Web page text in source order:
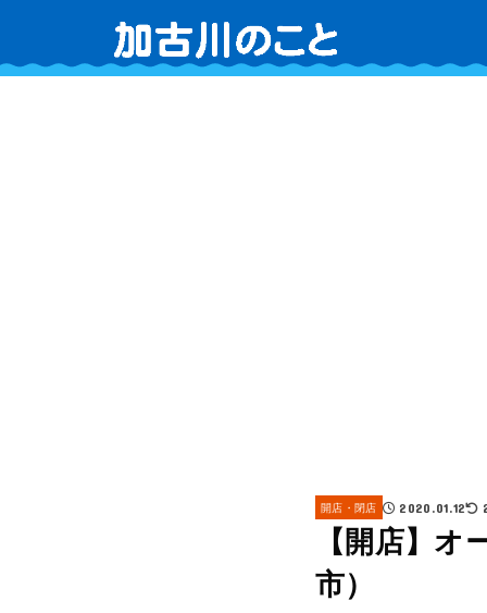
開店・閉店 2020.01.12
【開店】
市）